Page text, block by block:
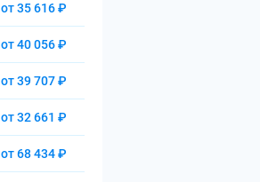
от 35 616 ₽
от 40 056 ₽
от 39 707 ₽
от 32 661 ₽
от 68 434 ₽